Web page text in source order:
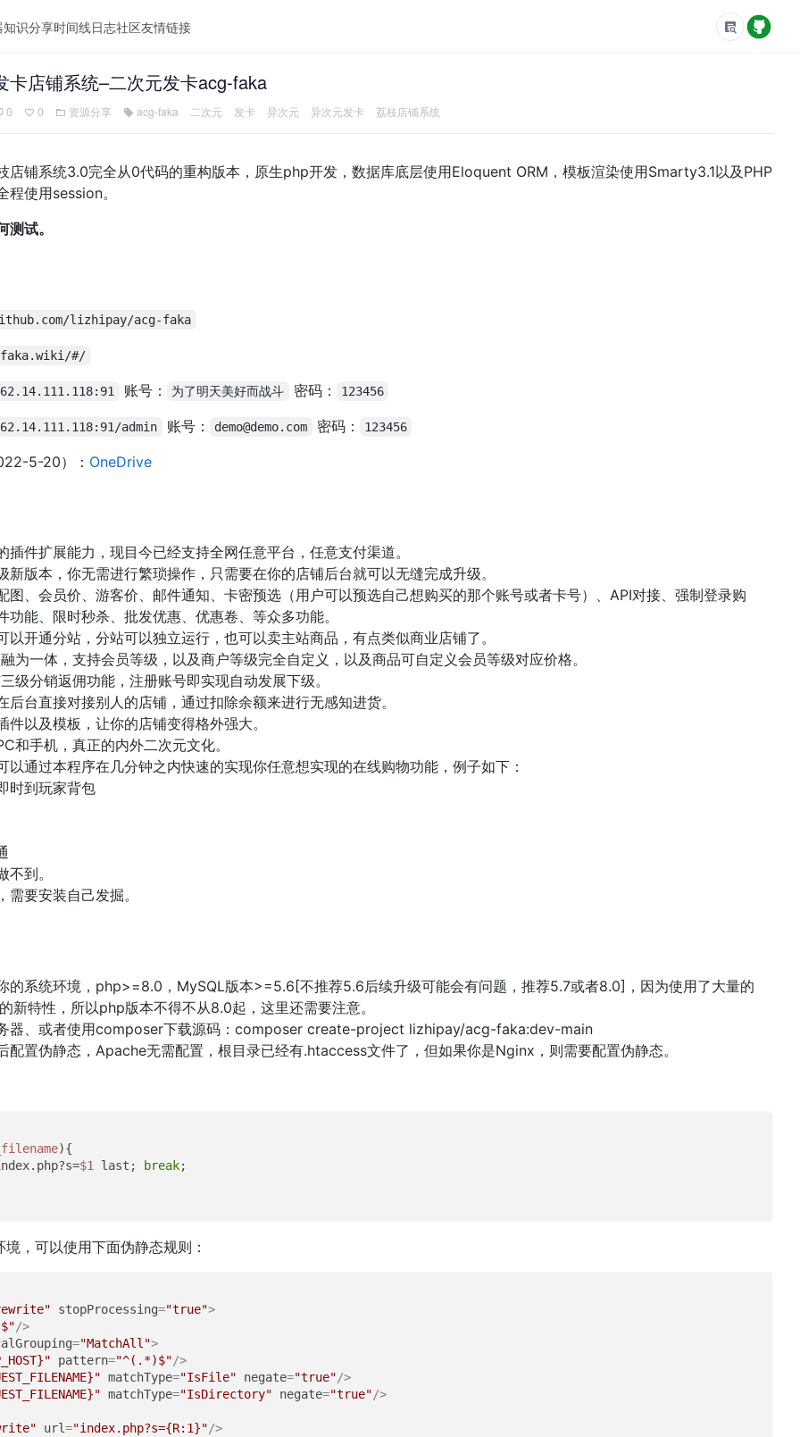
知识分享时间线日志社区友情链接
卡店铺系统–二次元发卡acg-faka
0 0 资源分享 acg-faka 二次元 发卡 异次元 异次元发卡 荔枝店铺系统
店铺系统3.0完全从0代码的重构版本，原生php开发，数据库底层使用Eloquent ORM，模板渲染使用Smarty3.1以及PHP
程使用session。
试。
lizhipay/acg-faka
#/
账号： 为了明天美好而战斗 密码： 123456
admin 账号： demo@demo.com 密码： 123456
5-20）： OneDrive
插件扩展能力，现目今已经支持全网任意平台，任意支付渠道。
新版本，你无需进行繁琐操作，只需要在你的店铺后台就可以无缝完成升级。
图、会员价、游客价、邮件通知、卡密预选（用户可以预选自己想购买的那个账号或者卡号）、API对接、强制登录购
功能、限时秒杀、批发优惠、优惠卷、等众多功能。
以开通分站，分站可以独立运行，也可以卖主站商品，有点类似商业店铺了。
为一体，支持会员等级，以及商户等级完全自定义，以及商品可自定义会员等级对应价格。
级分销返佣功能，注册账号即实现自动发展下级。
后台直接对接别人的店铺，通过扣除余额来进行无感知进货。
件以及模板，让你的店铺变得格外强大。
和手机，真正的内外二次元文化。
以通过本程序在几分钟之内快速的实现你任意想实现的在线购物功能，例子如下：
时到玩家背包
到。
要安装自己发掘。
的系统环境，php>=8.0，MySQL版本>=5.6[不推荐5.6后续升级可能会有问题，推荐5.7或者8.0]，因为使用了大量的
新特性，所以php版本不得不从8.0起，这里还需要注意。
器、或者使用composer下载源码：composer create-project lizhipay/acg-faka:dev-main
配置伪静态，Apache无需配置，根目录已经有.htaccess文件了，但如果你是Nginx，则需要配置伪静态。
){
$1 last; break;
，可以使用下面伪静态规则：
stopProcessing="true">
/>
="MatchAll">
pattern="^(.*)$"/>
matchType="IsFile" negate="true"/>
matchType="IsDirectory" negate="true"/>
url="index.php?s={R:1}"/>